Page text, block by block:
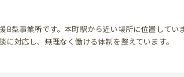
B型事業所です。本町駅から近い場所に位置してい
対応し、無理なく働ける体制を整えています。